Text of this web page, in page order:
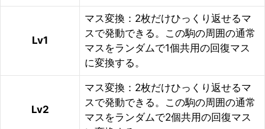
Lv1
マス変換：2枚だけひっくり返せるマ
スで発動できる。この駒の周囲の通常
マスをランダムで1個共用の回復マス
に変換する。
Lv2
マス変換：2枚だけひっくり返せるマ
スで発動できる。この駒の周囲の通常
マスをランダムで2個共用の回復マス